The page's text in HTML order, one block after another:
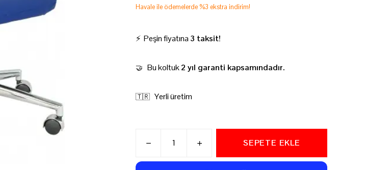
Havale ile ödemelerde %3 ekstra indirim!
⚡ Peşin fiyatına 3 taksit!
🤝 Bu koltuk2 yıl garanti kapsamındadır.
🇹🇷 Yerli üretim
SEPETE EKLE